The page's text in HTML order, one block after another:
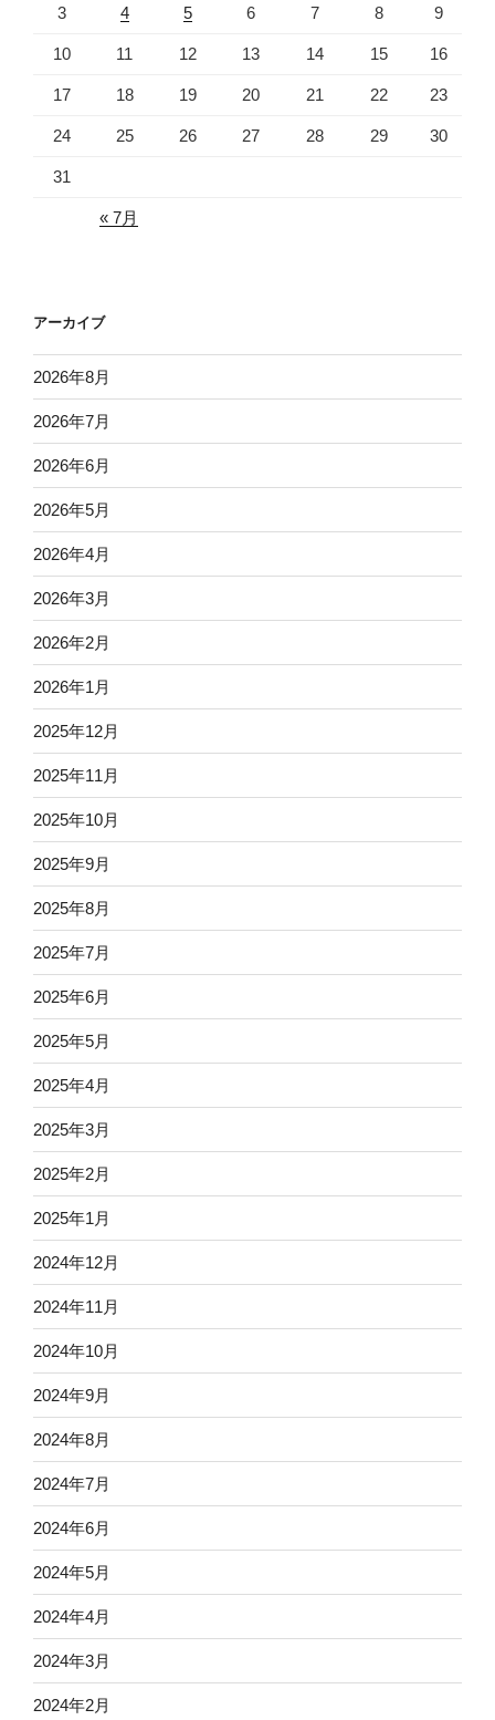
3 4 5 6 7 8 9
10 11 12 13 14 15 16
17 18 19 20 21 22 23
24 25 26 27 28 29 30
31
« 7月
アーカイブ
2026年8月
2026年7月
2026年6月
2026年5月
2026年4月
2026年3月
2026年2月
2026年1月
2025年12月
2025年11月
2025年10月
2025年9月
2025年8月
2025年7月
2025年6月
2025年5月
2025年4月
2025年3月
2025年2月
2025年1月
2024年12月
2024年11月
2024年10月
2024年9月
2024年8月
2024年7月
2024年6月
2024年5月
2024年4月
2024年3月
2024年2月